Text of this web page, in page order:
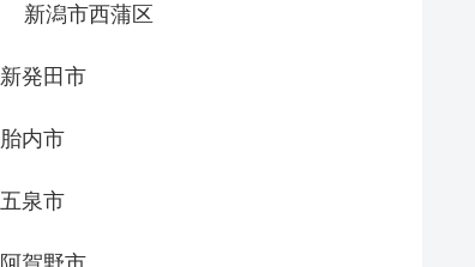
新潟市西蒲区
新発田市
胎内市
五泉市